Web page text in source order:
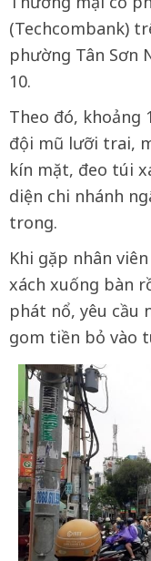
(Techcombank)
phường Tân Sơn
10.
Theo đó, khoảng
đội mũ lưỡi trai,
kín mặt, đeo túi
diện chi nhánh
trong.
Khi gặp nhân
xách xuống bàn
phát nổ, yêu cầu
gom tiền bỏ vào